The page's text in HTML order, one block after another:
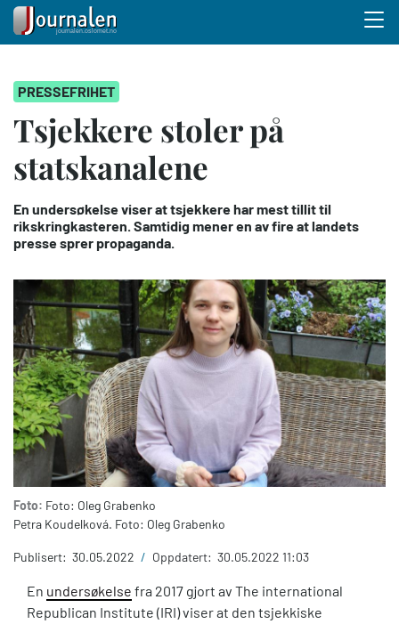
hovedinnhold
PRESSEFRIHET
Tsjekkere stoler på
statskanalene
En undersøkelse viser at tsjekkere har mest tillit til
rikskringkasteren. Samtidig mener en av fire at landets
presse sprer propaganda.
Foto: Foto: Oleg Grabenko
Petra Koudelková. Foto: Oleg Grabenko
Publisert: 30.05.2022 / Oppdatert: 30.05.2022 11:03
En undersøkelse fra 2017 gjort av The international
Republican Institute (IRI) viser at den tsjekkiske